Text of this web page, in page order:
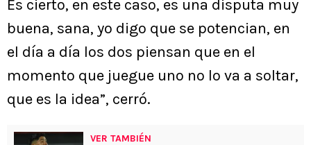
Es cierto, en este caso, es una disputa muy
buena, sana, yo digo que se potencian, en
el día a día los dos piensan que en el
momento que juegue uno no lo va a soltar,
que es la idea”, cerró.
VER TAMBIÉN